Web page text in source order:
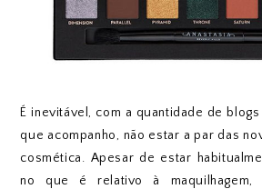
É inevitável, com a quantidade de
que acompanho, não estar a par das
cosmética. Apesar de estar
no que é relativo à maquilhagem,